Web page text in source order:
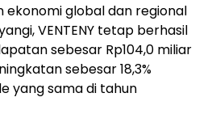
ekonomi global dan regional
VENTENY tetap berhasil
sebesar Rp104,0 miliar
sebesar 18,3%
yang sama di tahun